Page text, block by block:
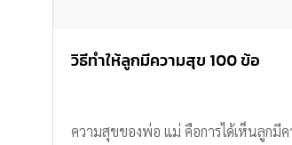
วิธีทำให้ลูกมีความสุข 100 ข้อ
ความสุขของพ่อ แม่ คือการได้เห็นลูกมี